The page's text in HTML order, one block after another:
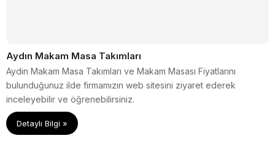
Aydın Makam Masa Takımları
Aydın Makam Masa Takımları ve Makam Masası Fiyatlarını
bulunduğunuz ilde firmamızın web sitesini ziyaret ederek
inceleyebilir ve öğrenebilirsiniz.
Detaylı Bilgi »